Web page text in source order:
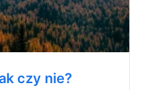
czy nie?